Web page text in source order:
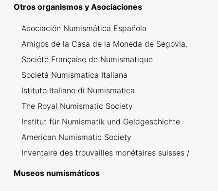
Otros organismos y Asociaciones
Asociación Numismática Española
Amigos de la Casa de la Moneda de Segovia.
Société Française de Numismatique
Società Numismatica Italiana
Istituto Italiano di Numismatica
The Royal Numismatic Society
Institut für Numismatik und Geldgeschichte
American Numismatic Society
Inventaire des trouvailles monétaires suisses /
Museos numismáticos